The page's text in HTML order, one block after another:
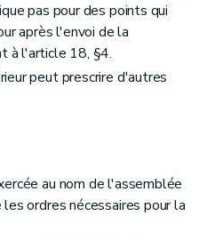
pas pour des points qui
après l'envoi de la
à l'article 18, §4.
peut prescrire d'autres
au nom de l'assemblée
ordres nécessaires pour la